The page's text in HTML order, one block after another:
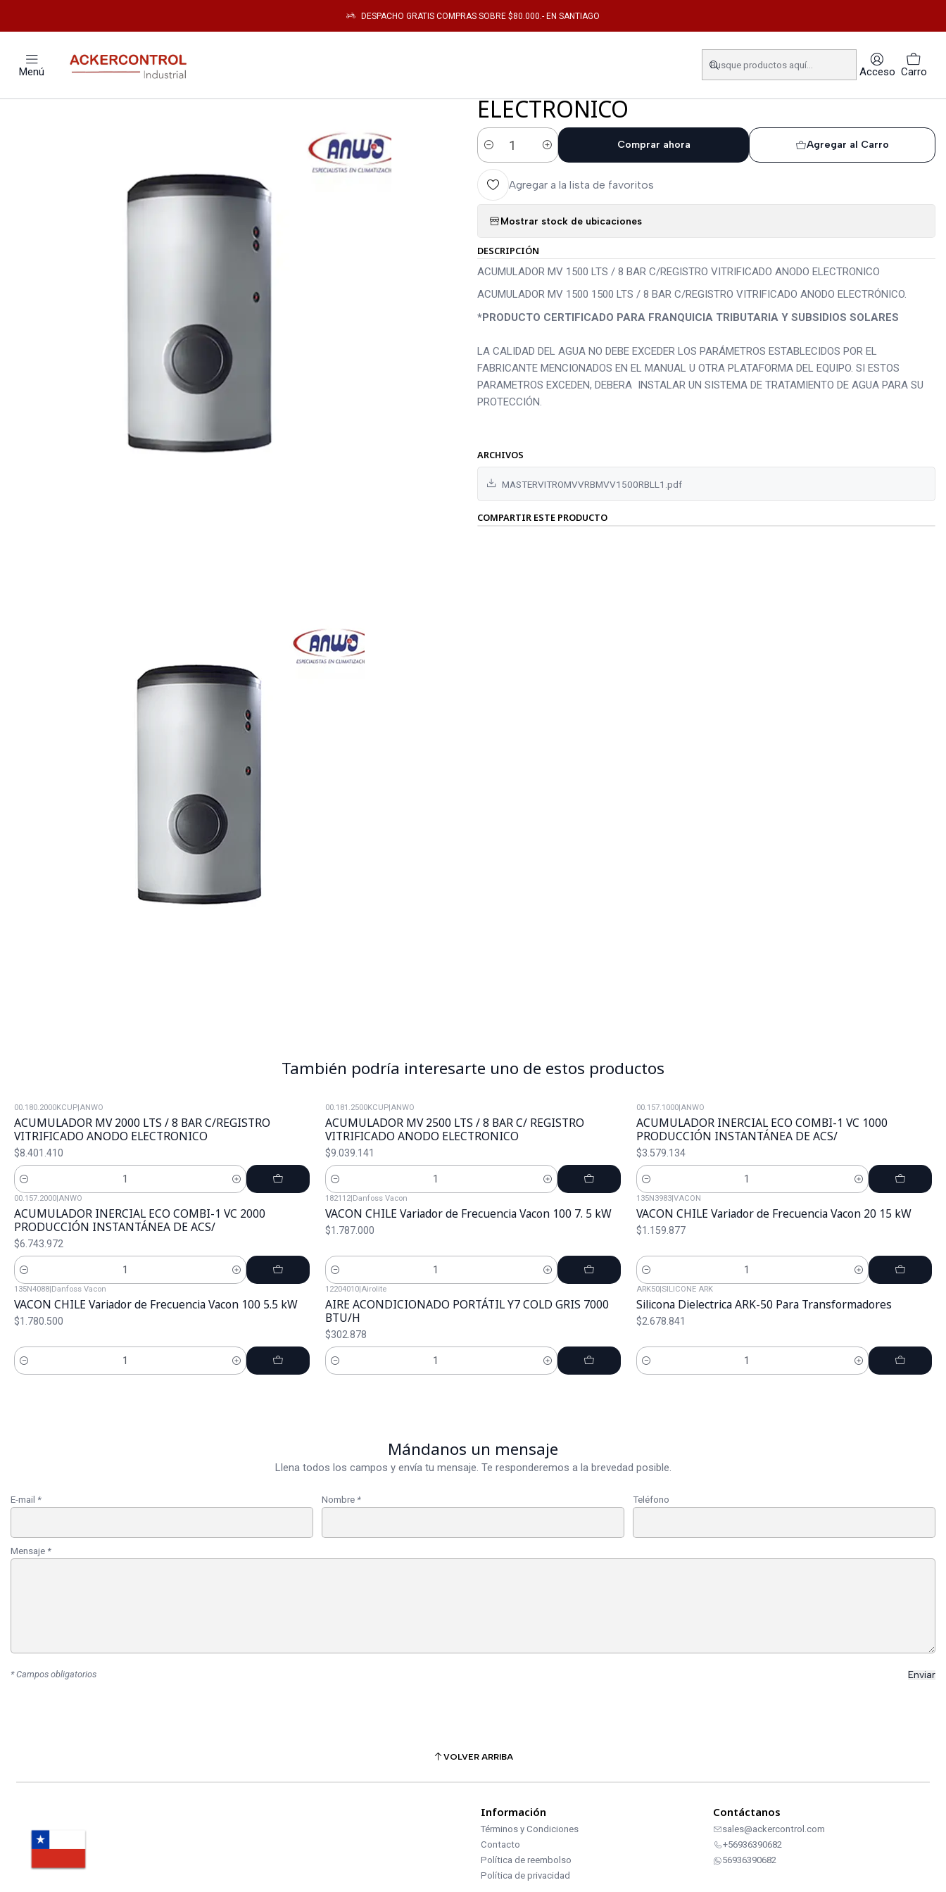
Menú Acceso Carro
DESPACHO GRATIS COMPRAS SOBRE $80.000.- EN SANTIAGO
CALEFACTOR ACUMULADOR MV 1500 LTS / 8 BAR C/REGISTRO VITRIFICADO ANODO ELECTRONICO
ACUMULADOR MV 1500 LTS / 8 BAR
C/REGISTRO VITRIFICADO ANODO
ELECTRONICO
Cantidad
Agregar al Carro
Comprar ahora
Agregar a la lista de favoritos
Mostrar stock de ubicaciones
DESCRIPCIÓN
ACUMULADOR MV 1500 LTS / 8 BAR C/REGISTRO VITRIFICADO ANODO ELECTRONICO
ACUMULADOR MV 1500 1500 LTS / 8 BAR C/REGISTRO VITRIFICADO ANODO ELECTRÓNICO.
*PRODUCTO CERTIFICADO PARA FRANQUICIA TRIBUTARIA Y SUBSIDIOS SOLARES
LA CALIDAD DEL AGUA NO DEBE EXCEDER LOS PARÁMETROS ESTABLECIDOS POR EL
FABRICANTE MENCIONADOS EN EL MANUAL U OTRA PLATAFORMA DEL EQUIPO. SI ESTOS
PARAMETROS EXCEDEN, DEBERA INSTALAR UN SISTEMA DE TRATAMIENTO DE AGUA PARA SU
PROTECCIÓN.
ARCHIVOS
MASTERVITROMVVRBMVV1500RBLL1.pdf
COMPARTIR ESTE PRODUCTO
También podría interesarte uno de estos productos
00.180.2000KCUP|ANWO
ACUMULADOR MV 2000 LTS / 8 BAR C/REGISTRO
VITRIFICADO ANODO ELECTRONICO
$8.401.410
Cantidad
00.181.2500KCUP|ANWO
ACUMULADOR MV 2500 LTS / 8 BAR C/ REGISTRO
VITRIFICADO ANODO ELECTRONICO
$9.039.141
Cantidad
00.157.1000|ANWO
ACUMULADOR INERCIAL ECO COMBI-1 VC 1000
PRODUCCIÓN INSTANTÁNEA DE ACS/
$3.579.134
Cantidad
00.157.2000|ANWO
ACUMULADOR INERCIAL ECO COMBI-1 VC 2000
PRODUCCIÓN INSTANTÁNEA DE ACS/
$6.743.972
Cantidad
182112|Danfoss Vacon
VACON CHILE Variador de Frecuencia Vacon 100 7. 5 kW
$1.787.000
Cantidad
135N3983|VACON
VACON CHILE Variador de Frecuencia Vacon 20 15 kW
$1.159.877
Cantidad
135N4088|Danfoss Vacon
VACON CHILE Variador de Frecuencia Vacon 100 5.5 kW
$1.780.500
Cantidad
12204010|Airolite
AIRE ACONDICIONADO PORTÁTIL Y7 COLD GRIS 7000
BTU/H
$302.878
Cantidad
ARK50|SILICONE ARK
Silicona Dielectrica ARK-50 Para Transformadores
$2.678.841
Cantidad
Mándanos un mensaje
Llena todos los campos y envía tu mensaje. Te responderemos a la brevedad posible.
E-mail * Nombre * Teléfono
Mensaje *
* Campos obligatorios
VOLVER ARRIBA
Información
Términos y Condiciones
Contacto
Política de reembolso
Política de privacidad
Contáctanos
sales@ackercontrol.com
+56936390682
56936390682